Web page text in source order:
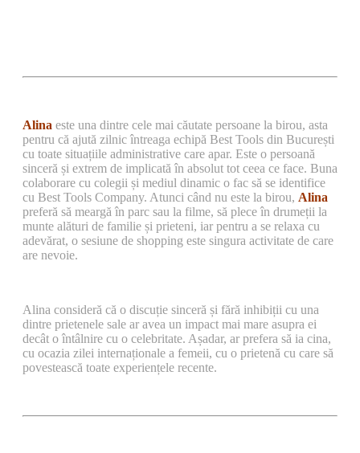
Alina este una dintre cele mai căutate persoane la birou, asta
pentru că ajută zilnic întreaga echipă Best Tools din București
cu toate situațiile administrative care apar. Este o persoană
sinceră și extrem de implicată în absolut tot ceea ce face. Buna
colaborare cu colegii și mediul dinamic o fac să se identifice
cu Best Tools Company. Atunci când nu este la birou, Alina
preferă să meargă în parc sau la filme, să plece în drumeții la
munte alături de familie și prieteni, iar pentru a se relaxa cu
adevărat, o sesiune de shopping este singura activitate de care
are nevoie.
Alina consideră că o discuție sinceră și fără inhibiții cu una
dintre prietenele sale ar avea un impact mai mare asupra ei
decât o întâlnire cu o celebritate. Așadar, ar prefera să ia cina,
cu ocazia zilei internaționale a femeii, cu o prietenă cu care să
povestească toate experiențele recente.